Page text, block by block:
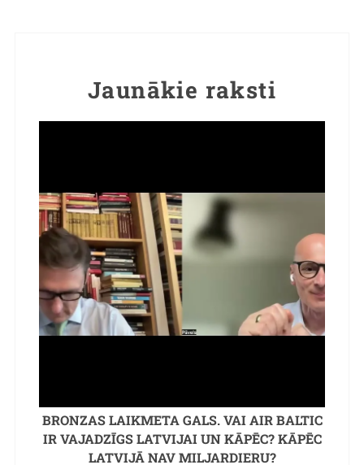
Jaunākie raksti
BRONZAS LAIKMETA GALS. VAI AIR BALTIC
IR VAJADZĪGS LATVIJAI UN KĀPĒC? KĀPĒC
LATVIJĀ NAV MILJARDIERU?